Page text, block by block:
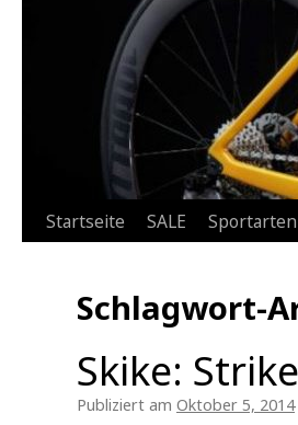
Zum
springen
Startseite SALE Sportarten
Schlagwort-
Skike:
Publiziert am Oktober 5, 2014